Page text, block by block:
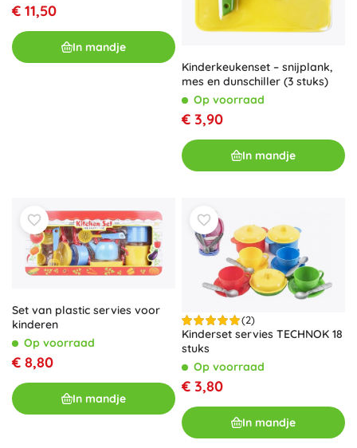
€ 11,50
In mandje
Kinderkeukenset – snijplank,
mes en dunschiller (3 stuks)
Op voorraad
€ 3,90
In mandje
Set van plastic servies voor
kinderen
Op voorraad
€ 8,80
In mandje
(2)
Kinderset servies TECHNOK 18
stuks
Op voorraad
€ 3,80
In mandje